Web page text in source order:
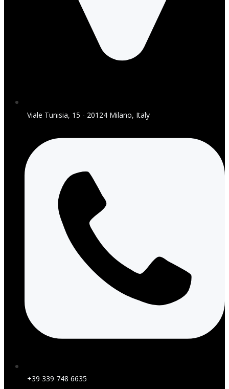
Viale Tunisia, 15 - 20124 Milano, Italy
+39 339 748 6635